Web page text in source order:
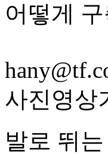
어떻게
사진영상
발로 뛰